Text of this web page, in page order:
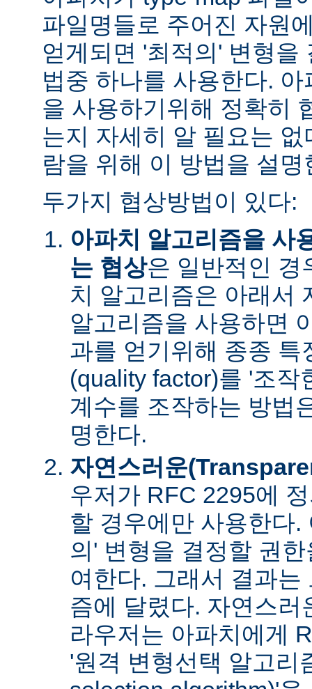
파일명들로 주어진 자원
얻게되면 '최적의' 변형을
법중 하나를 사용한다.
을 사용하기위해 정확히
는지 자세히 알 필요는
람을 위해 이 방법을 설명
두가지 협상방법이 있다:
아파치 알고리즘을 사
는 협상은 일반적인 경
치 알고리즘은 아래서
알고리즘을 사용하면
과를 얻기위해 종종 특
(quality factor)를 '조작
계수를 조작하는 방법
명한다.
자연스러운
우저가 RFC 2295에
할 경우에만 사용한다.
의' 변형을 결정할 권
여한다. 그래서 결과
즘에 달렸다. 자연스러
라우저는 아파치에게
'원격 변형선택 알고리